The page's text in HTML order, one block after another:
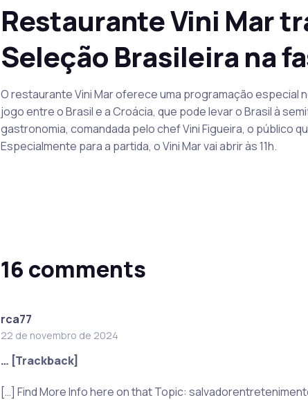
Restaurante Vini Mar
Seleção Brasileira na
O restaurante Vini Mar oferece uma programação especial
jogo entre o Brasil e a Croácia, que pode levar o Brasil à
gastronomia, comandada pelo chef Vini Figueira, o público
Especialmente para a partida, o Vini Mar vai abrir às 11h.
16 comments
rca77
22 de novembro de 2024
… [Trackback]
[…] Find More Info here on that Topic: